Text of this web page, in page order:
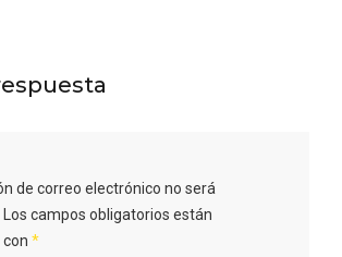
de correo electrónico no será
Los campos obligatorios están
*